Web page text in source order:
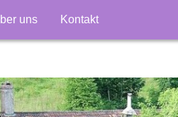
uns Kontakt